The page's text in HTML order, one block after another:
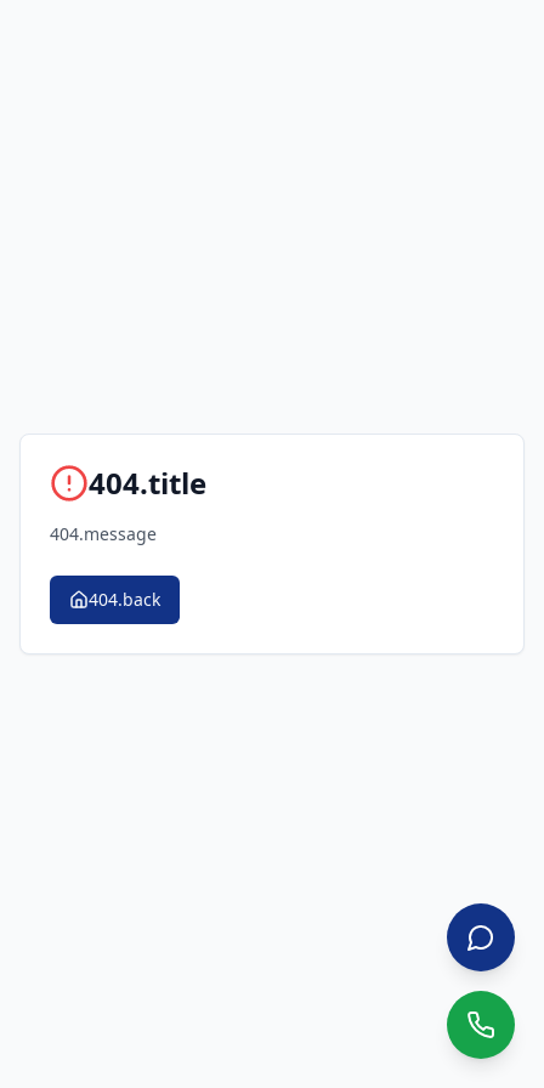
404.title
404.message
404.back